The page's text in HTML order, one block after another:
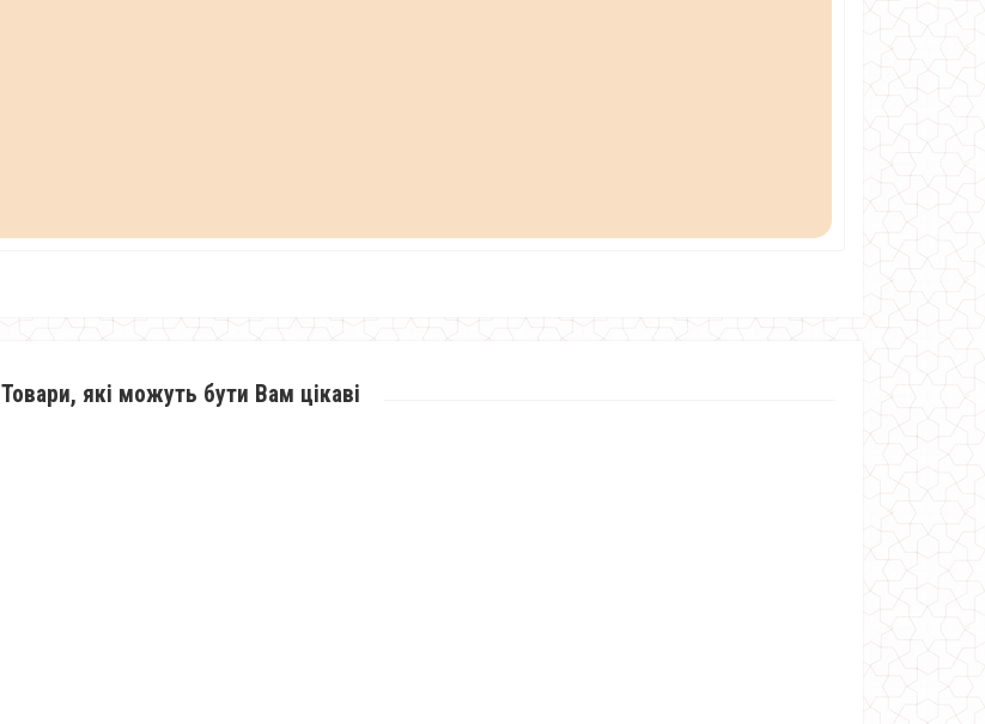
Товари, які можуть бути Вам цікаві